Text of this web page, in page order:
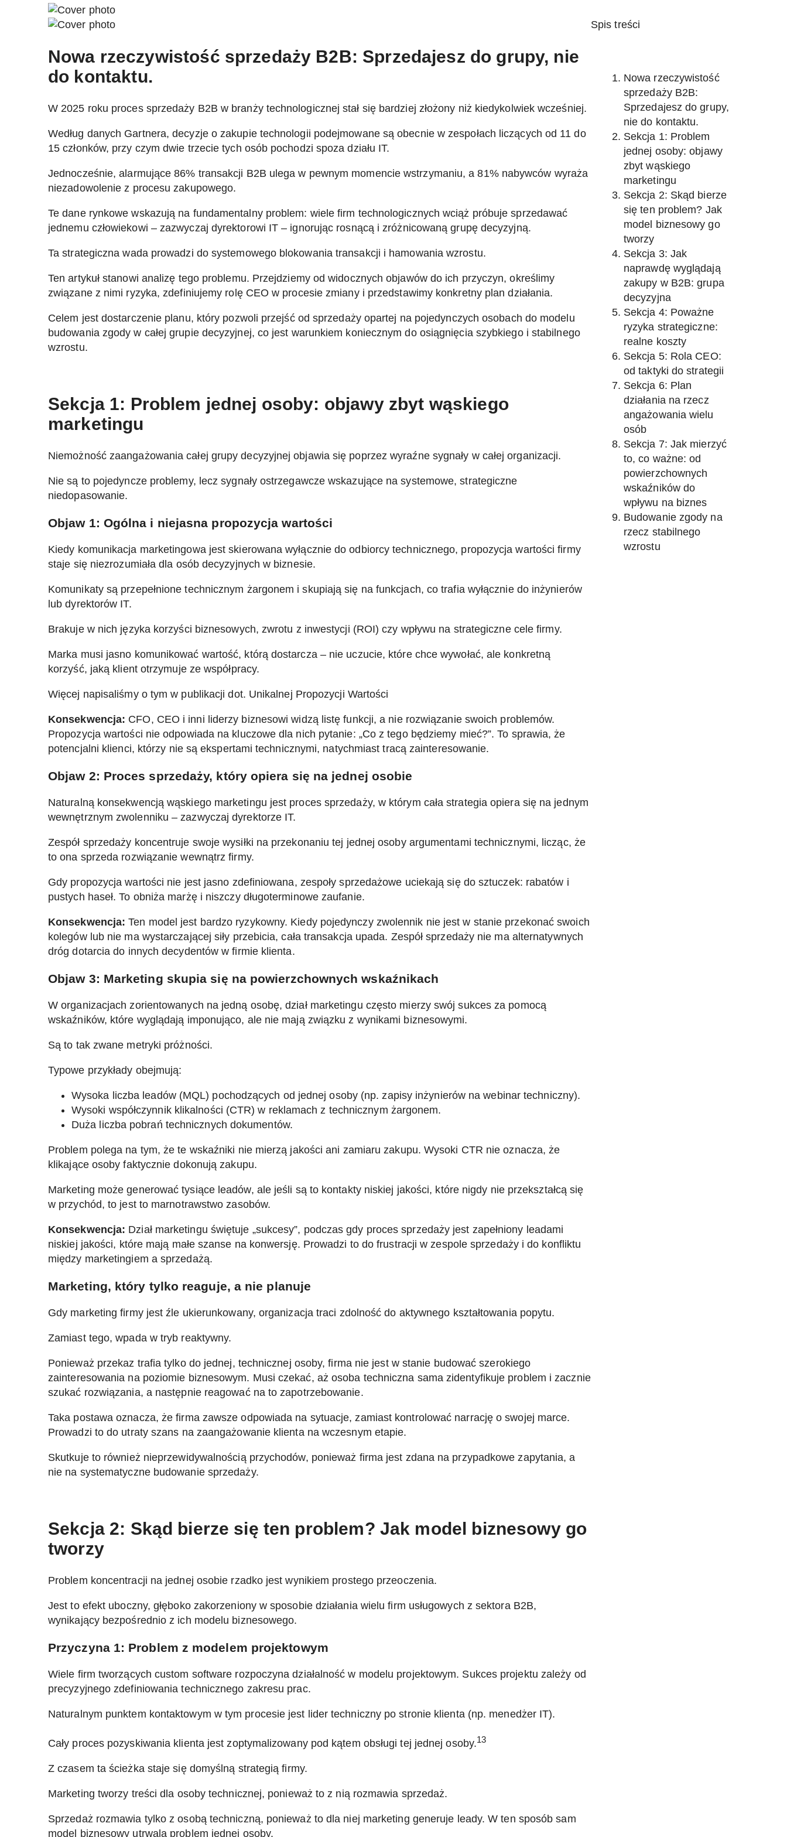
Nowa rzeczywistość sprzedaży B2B: Sprzedajesz do grupy, nie
do kontaktu.
W 2025 roku proces sprzedaży B2B w branży technologicznej stał się bardziej złożony niż kiedykolwiek wcześniej.
Według danych Gartnera, decyzje o zakupie technologii podejmowane są obecnie w zespołach liczących od 11 do
15 członków, przy czym dwie trzecie tych osób pochodzi spoza działu IT.
Jednocześnie, alarmujące 86% transakcji B2B ulega w pewnym momencie wstrzymaniu, a 81% nabywców wyraża
niezadowolenie z procesu zakupowego.
Te dane rynkowe wskazują na fundamentalny problem: wiele firm technologicznych wciąż próbuje sprzedawać
jednemu człowiekowi – zazwyczaj dyrektorowi IT – ignorując rosnącą i zróżnicowaną grupę decyzyjną.
Ta strategiczna wada prowadzi do systemowego blokowania transakcji i hamowania wzrostu.
Ten artykuł stanowi analizę tego problemu. Przejdziemy od widocznych objawów do ich przyczyn, określimy
związane z nimi ryzyka, zdefiniujemy rolę CEO w procesie zmiany i przedstawimy konkretny plan działania.
Celem jest dostarczenie planu, który pozwoli przejść od sprzedaży opartej na pojedynczych osobach do modelu
budowania zgody w całej grupie decyzyjnej, co jest warunkiem koniecznym do osiągnięcia szybkiego i stabilnego
wzrostu.
Sekcja 1: Problem jednej osoby: objawy zbyt wąskiego
marketingu
Niemożność zaangażowania całej grupy decyzyjnej objawia się poprzez wyraźne sygnały w całej organizacji.
Nie są to pojedyncze problemy, lecz sygnały ostrzegawcze wskazujące na systemowe, strategiczne
niedopasowanie.
Objaw 1: Ogólna i niejasna propozycja wartości
Kiedy komunikacja marketingowa jest skierowana wyłącznie do odbiorcy technicznego, propozycja wartości firmy
staje się niezrozumiała dla osób decyzyjnych w biznesie.
Komunikaty są przepełnione technicznym żargonem i skupiają się na funkcjach, co trafia wyłącznie do inżynierów
lub dyrektorów IT.
Brakuje w nich języka korzyści biznesowych, zwrotu z inwestycji (ROI) czy wpływu na strategiczne cele firmy.
Marka musi jasno komunikować wartość, którą dostarcza – nie uczucie, które chce wywołać, ale konkretną
korzyść, jaką klient otrzymuje ze współpracy.
Więcej napisaliśmy o tym w publikacji dot. Unikalnej Propozycji Wartości
Konsekwencja: CFO, CEO i inni liderzy biznesowi widzą listę funkcji, a nie rozwiązanie swoich problemów.
Propozycja wartości nie odpowiada na kluczowe dla nich pytanie: „Co z tego będziemy mieć?”. To sprawia, że
potencjalni klienci, którzy nie są ekspertami technicznymi, natychmiast tracą zainteresowanie.
Objaw 2: Proces sprzedaży, który opiera się na jednej osobie
Naturalną konsekwencją wąskiego marketingu jest proces sprzedaży, w którym cała strategia opiera się na jednym
wewnętrznym zwolenniku – zazwyczaj dyrektorze IT.
Zespół sprzedaży koncentruje swoje wysiłki na przekonaniu tej jednej osoby argumentami technicznymi, licząc, że
to ona sprzeda rozwiązanie wewnątrz firmy.
Gdy propozycja wartości nie jest jasno zdefiniowana, zespoły sprzedażowe uciekają się do sztuczek: rabatów i
pustych haseł. To obniża marżę i niszczy długoterminowe zaufanie.
Konsekwencja: Ten model jest bardzo ryzykowny. Kiedy pojedynczy zwolennik nie jest w stanie przekonać swoich
kolegów lub nie ma wystarczającej siły przebicia, cała transakcja upada. Zespół sprzedaży nie ma alternatywnych
dróg dotarcia do innych decydentów w firmie klienta.
Objaw 3: Marketing skupia się na powierzchownych wskaźnikach
W organizacjach zorientowanych na jedną osobę, dział marketingu często mierzy swój sukces za pomocą
wskaźników, które wyglądają imponująco, ale nie mają związku z wynikami biznesowymi.
Są to tak zwane metryki próżności.
Typowe przykłady obejmują:
Wysoka liczba leadów (MQL) pochodzących od jednej osoby (np. zapisy inżynierów na webinar techniczny).
Wysoki współczynnik klikalności (CTR) w reklamach z technicznym żargonem.
Duża liczba pobrań technicznych dokumentów.
Problem polega na tym, że te wskaźniki nie mierzą jakości ani zamiaru zakupu. Wysoki CTR nie oznacza, że
klikające osoby faktycznie dokonują zakupu.
Marketing może generować tysiące leadów, ale jeśli są to kontakty niskiej jakości, które nigdy nie przekształcą się
w przychód, to jest to marnotrawstwo zasobów.
Konsekwencja: Dział marketingu świętuje „sukcesy”, podczas gdy proces sprzedaży jest zapełniony leadami
niskiej jakości, które mają małe szanse na konwersję. Prowadzi to do frustracji w zespole sprzedaży i do konfliktu
między marketingiem a sprzedażą.
Marketing, który tylko reaguje, a nie planuje
Gdy marketing firmy jest źle ukierunkowany, organizacja traci zdolność do aktywnego kształtowania popytu.
Zamiast tego, wpada w tryb reaktywny.
Ponieważ przekaz trafia tylko do jednej, technicznej osoby, firma nie jest w stanie budować szerokiego
zainteresowania na poziomie biznesowym. Musi czekać, aż osoba techniczna sama zidentyfikuje problem i zacznie
szukać rozwiązania, a następnie reagować na to zapotrzebowanie.
Taka postawa oznacza, że firma zawsze odpowiada na sytuacje, zamiast kontrolować narrację o swojej marce.
Prowadzi to do utraty szans na zaangażowanie klienta na wczesnym etapie.
Skutkuje to również nieprzewidywalnością przychodów, ponieważ firma jest zdana na przypadkowe zapytania, a
nie na systematyczne budowanie sprzedaży.
Sekcja 2: Skąd bierze się ten problem? Jak model biznesowy go
tworzy
Problem koncentracji na jednej osobie rzadko jest wynikiem prostego przeoczenia.
Jest to efekt uboczny, głęboko zakorzeniony w sposobie działania wielu firm usługowych z sektora B2B,
wynikający bezpośrednio z ich modelu biznesowego.
Przyczyna 1: Problem z modelem projektowym
Wiele firm tworzących custom software rozpoczyna działalność w modelu projektowym. Sukces projektu zależy od
precyzyjnego zdefiniowania technicznego zakresu prac.
Naturalnym punktem kontaktowym w tym procesie jest lider techniczny po stronie klienta (np. menedżer IT).
Cały proces pozyskiwania klienta jest zoptymalizowany pod kątem obsługi tej jednej osoby.13
Z czasem ta ścieżka staje się domyślną strategią firmy.
Marketing tworzy treści dla osoby technicznej, ponieważ to z nią rozmawia sprzedaż.
Sprzedaż rozmawia tylko z osobą techniczną, ponieważ to dla niej marketing generuje leady. W ten sposób sam
model biznesowy utrwala problem jednej osoby.
Spis treści
Nowa rzeczywistość
sprzedaży B2B:
Sprzedajesz do grupy,
nie do kontaktu.
Sekcja 1: Problem
jednej osoby: objawy
zbyt wąskiego
marketingu
Sekcja 2: Skąd bierze
się ten problem? Jak
model biznesowy go
tworzy
Sekcja 3: Jak
naprawdę wyglądają
zakupy w B2B: grupa
decyzyjna
Sekcja 4: Poważne
ryzyka strategiczne:
realne koszty
Sekcja 5: Rola CEO:
od taktyki do strategii
Sekcja 6: Plan
działania na rzecz
angażowania wielu
osób
Sekcja 7: Jak mierzyć
to, co ważne: od
powierzchownych
wskaźników do
wpływu na biznes
Budowanie zgody na
rzecz stabilnego
wzrostu